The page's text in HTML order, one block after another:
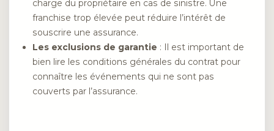
charge du propriétaire en cas de sinistre. Une
franchise trop élevée peut réduire l’intérêt de
souscrire une assurance.
Les exclusions de garantie : Il est important de
bien lire les conditions générales du contrat pour
connaître les événements qui ne sont pas
couverts par l’assurance.